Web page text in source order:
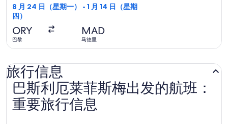
1
天
8 月 24 日（星期一） - 1 月 14 日（星期
四）
ORY
巴黎
MAD
马德里
旅行信息
巴斯利厄莱菲斯梅出发的航班：
重要旅行信息